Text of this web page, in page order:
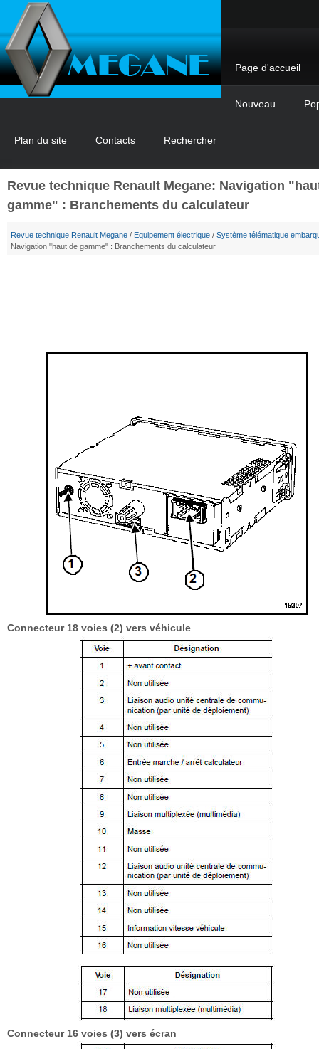
Page d'accueil
Nouveau
Plan du site Contacts Rechercher
Revue technique Renault Megane: Navigation
gamme" : Branchements du calculateur
Revue technique Renault Megane / Equipement électrique / Système télématique
Navigation "haut de gamme" : Branchements du calculateur
Connecteur 18 voies (2) vers véhicule
Connecteur 16 voies (3) vers écran